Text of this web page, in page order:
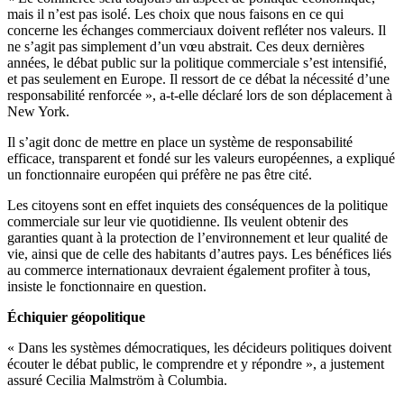
mais il n’est pas isolé. Les choix que nous faisons en ce qui
concerne les échanges commerciaux doivent refléter nos valeurs. Il
ne s’agit pas simplement d’un vœu abstrait. Ces deux dernières
années, le débat public sur la politique commerciale s’est intensifié,
et pas seulement en Europe. Il ressort de ce débat la nécessité d’une
responsabilité renforcée », a-t-elle déclaré lors de son déplacement à
New York.
Il s’agit donc de mettre en place un système de responsabilité
efficace, transparent et fondé sur les valeurs européennes, a expliqué
un fonctionnaire européen qui préfère ne pas être cité.
Les citoyens sont en effet inquiets des conséquences de la politique
commerciale sur leur vie quotidienne. Ils veulent obtenir des
garanties quant à la protection de l’environnement et leur qualité de
vie, ainsi que de celle des habitants d’autres pays. Les bénéfices liés
au commerce internationaux devraient également profiter à tous,
insiste le fonctionnaire en question.
Échiquier géopolitique
« Dans les systèmes démocratiques, les décideurs politiques doivent
écouter le débat public, le comprendre et y répondre », a justement
assuré Cecilia Malmström à Columbia.